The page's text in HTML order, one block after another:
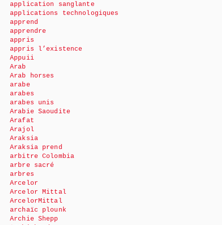
application sanglante
applications technologiques
apprend
apprendre
appris
appris l’existence
Appuii
Arab
Arab horses
arabe
arabes
arabes unis
Arabie Saoudite
Arafat
Arajol
Araksia
Araksia prend
arbitre Colombia
arbre sacré
arbres
Arcelor
Arcelor Mittal
ArcelorMittal
archaïc plounk
Archie Shepp